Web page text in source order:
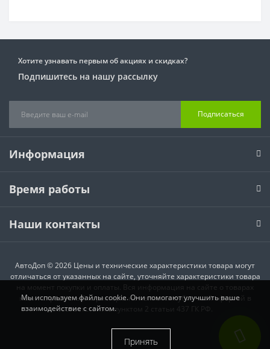
Хотите узнавать первым об акциях и скидках?
Подпишитесь на нашу рассылку
Подписаться
Информация
Время работы
Наши контакты
АвтоДоп © 2026 Цены и технические характеристики товара могут
отличаться от указанных на сайте, уточняйте характеристики товара
на момент покупки и оплаты. Вся информация на сайте о товарах
носит справочный характер и не является публичной офертой в
соответствии с пунктом 2 статьи 437 ГК РФ.
Мы используем файлы cookie. Они помогают улучшить ваше
взаимодействие с сайтом.
Принять